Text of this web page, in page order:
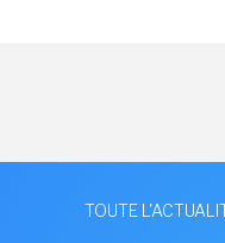
TOUTE